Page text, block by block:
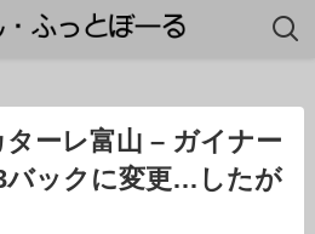
ターレ富山 – ガイナー
バックに変更…したが